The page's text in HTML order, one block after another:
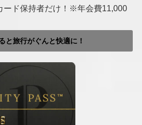
ード保持者だけ！※年会費11,000
と旅行がぐんと快適に！